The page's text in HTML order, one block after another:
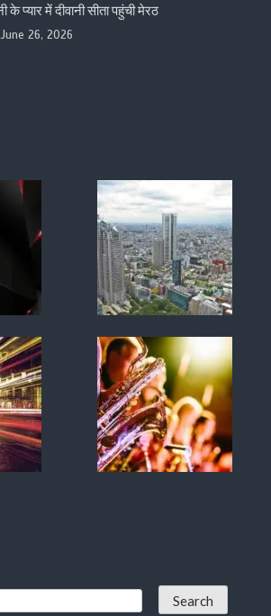
के प्यार में दीवानी सीता पहुंची मेरठ
June 26, 2026